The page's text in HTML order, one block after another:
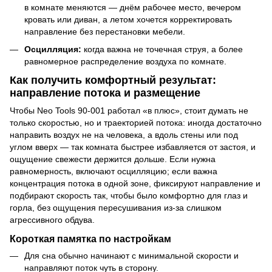
в комнате меняются — днём рабочее место, вечером
кровать или диван, а летом хочется корректировать
направление без перестановки мебели.
Осцилляция: когда важна не точечная струя, а более
равномерное распределение воздуха по комнате.
Как получить комфортный результат:
направление потока и размещение
Чтобы Neo Tools 90-001 работал «в плюс», стоит думать не
только скоростью, но и траекторией потока: иногда достаточно
направить воздух не на человека, а вдоль стены или под
углом вверх — так комната быстрее избавляется от застоя, и
ощущение свежести держится дольше. Если нужна
равномерность, включают осцилляцию; если важна
концентрация потока в одной зоне, фиксируют направление и
подбирают скорость так, чтобы было комфортно для глаз и
горла, без ощущения пересушивания из-за слишком
агрессивного обдува.
Короткая памятка по настройкам
Для сна обычно начинают с минимальной скорости и
направляют поток чуть в сторону.